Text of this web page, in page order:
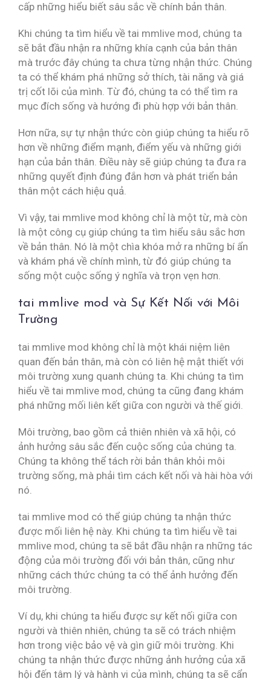
cấp những hiểu biết sâu sắc về chính bản thân.
Khi chúng ta tìm hiểu về tai mmlive mod, chúng ta
sẽ bắt đầu nhận ra những khía cạnh của bản thân
mà trước đây chúng ta chưa từng nhận thức. Chúng
ta có thể khám phá những sở thích, tài năng và giá
trị cốt lõi của mình. Từ đó, chúng ta có thể tìm ra
mục đích sống và hướng đi phù hợp với bản thân.
Hơn nữa, sự tự nhận thức còn giúp chúng ta hiểu rõ
hơn về những điểm mạnh, điểm yếu và những giới
hạn của bản thân. Điều này sẽ giúp chúng ta đưa ra
những quyết định đúng đắn hơn và phát triển bản
thân một cách hiệu quả.
Vì vậy, tai mmlive mod không chỉ là một từ, mà còn
là một công cụ giúp chúng ta tìm hiểu sâu sắc hơn
về bản thân. Nó là một chìa khóa mở ra những bí ẩn
và khám phá về chính mình, từ đó giúp chúng ta
sống một cuộc sống ý nghĩa và trọn vẹn hơn.
tai mmlive mod và Sự Kết Nối với Môi
Trường
tai mmlive mod không chỉ là một khái niệm liên
quan đến bản thân, mà còn có liên hệ mật thiết với
môi trường xung quanh chúng ta. Khi chúng ta tìm
hiểu về tai mmlive mod, chúng ta cũng đang khám
phá những mối liên kết giữa con người và thế giới.
Môi trường, bao gồm cả thiên nhiên và xã hội, có
ảnh hưởng sâu sắc đến cuộc sống của chúng ta.
Chúng ta không thể tách rời bản thân khỏi môi
trường sống, mà phải tìm cách kết nối và hài hòa với
nó.
tai mmlive mod có thể giúp chúng ta nhận thức
được mối liên hệ này. Khi chúng ta tìm hiểu về tai
mmlive mod, chúng ta sẽ bắt đầu nhận ra những tác
động của môi trường đối với bản thân, cũng như
những cách thức chúng ta có thể ảnh hưởng đến
môi trường.
Ví dụ, khi chúng ta hiểu được sự kết nối giữa con
người và thiên nhiên, chúng ta sẽ có trách nhiệm
hơn trong việc bảo vệ và gìn giữ môi trường. Khi
chúng ta nhận thức được những ảnh hưởng của xã
hội đến tâm lý và hành vi của mình, chúng ta sẽ cẩn